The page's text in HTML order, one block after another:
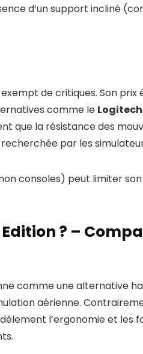
d’un support incliné
exempt de critiques. Son
comme le
que la résistance des
par les
consoles) peut limiter
? –
comme une alternative
aérienne.
l’ergonomie et les